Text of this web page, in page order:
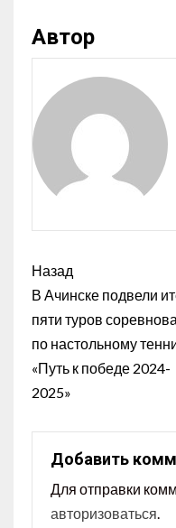
Автор
Назад
В Ачинске подвели
пяти туров
по настольному
«Путь к победе 2024-
2025»
Добавить
Для отправки
авторизоваться.